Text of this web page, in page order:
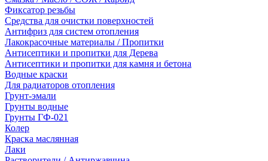
Фиксатор резьбы
Средства для очистки поверхностей
Антифриз для систем отопления
Лакокрасочные материалы / Пропитки
Антисептики и пропитки для Дерева
Антисептики и пропитки для камня и бетона
Водные краски
Для радиаторов отопления
Грунт-эмали
Грунты водные
Грунты ГФ-021
Колер
Краска маслянная
Лаки